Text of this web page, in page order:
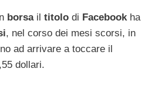
borsail titolo di Facebookha
, nel corso dei mesi scorsi, in
ad arrivare a toccare il
dollari.